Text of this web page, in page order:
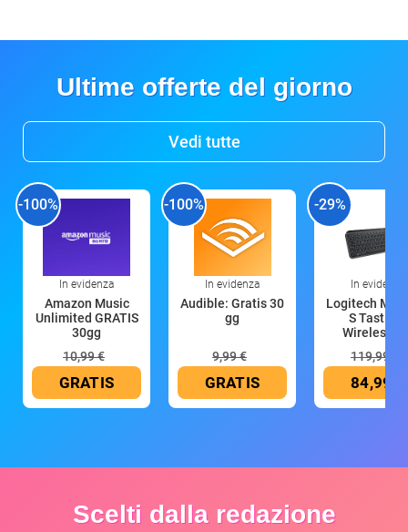
Ultime offerte del giorno
Vedi tutte
-100%
In evidenza
Amazon Music
Unlimited GRATIS
30gg
10,99 €
GRATIS
-100%
In evidenza
Audible: Gratis 30
gg
9,99 €
GRATIS
-29%
In evidenza
Logitech MX
S Tastiera
Wireless
119,99 €
84,99 €
Scelti dalla redazione